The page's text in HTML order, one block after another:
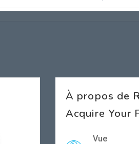
À propos de
Acquire Your
Vue